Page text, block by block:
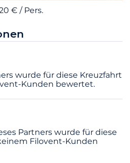
€ / Pers.
wurde für diese Kreuzfahrt
Kunden bewertet.
Partners wurde für diese
Filovent-Kunden